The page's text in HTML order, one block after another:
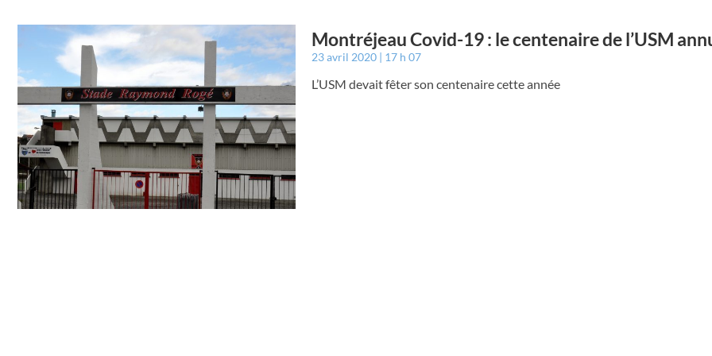
Montréjeau Covid-19 : le centenaire de l’USM
23 avril 2020 17 h 07
L’USM devait fêter son centenaire cette année